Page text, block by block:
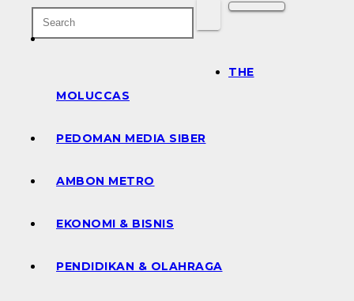
THE
MOLUCCAS
PEDOMAN MEDIA SIBER
AMBON METRO
EKONOMI & BISNIS
PENDIDIKAN & OLAHRAGA